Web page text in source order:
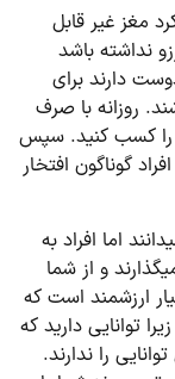
مغز غیر قابل
نداشته باشد
دارند برای
روزانه با صرف
را کسب کنید. سپس
گوناگون افتخار
اما افراد به
و از شما
ارزشمند است که
توانایی دارید که
را ندارند.